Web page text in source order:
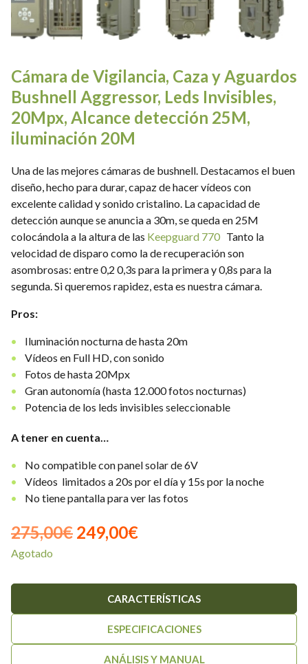
Cámara de Vigilancia, Caza y Aguardos
Bushnell Aggressor, Leds Invisibles,
20Mpx, Alcance detección 25M,
iluminación 20M
Una de las mejores cámaras de bushnell. Destacamos el buen
diseño, hecho para durar, capaz de hacer vídeos con
excelente calidad y sonido cristalino. La capacidad de
detección aunque se anuncia a 30m, se queda en 25M
colocándola a la altura de las Keepguard 770 Tanto la
velocidad de disparo como la de recuperación son
asombrosas: entre 0,2 0,3s para la primera y 0,8s para la
segunda. Si queremos rapidez, esta es nuestra cámara.
Pros:
Iluminación nocturna de hasta 20m
Vídeos en Full HD, con sonido
Fotos de hasta 20Mpx
Gran autonomía (hasta 12.000 fotos nocturnas)
Potencia de los leds invisibles seleccionable
A tener en cuenta…
No compatible con panel solar de 6V
Vídeos limitados a 20s por el día y 15s por la noche
No tiene pantalla para ver las fotos
275,00€ El
original
275,00€.
249,00€El
actual
es:
249,00€.
Agotado
CARACTERÍSTICAS
ESPECIFICACIONES
ANÁLISIS Y MANUAL